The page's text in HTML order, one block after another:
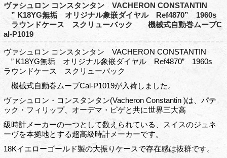
ヴァシュロン コンスタンタン VACHERON CONSTANTIN
” K18YG無垢 オリジナル象嵌ダイヤル Ref4870” 1960s
ラウンドケース スクリューバック 機械式自動巻ムーブC
al-P1019
ヴァシュロン コンスタンタン VACHERON CONSTANTIN
” K18YG無垢 オリジナル象嵌ダイヤル Ref4870” 1960s
ラウンドケース スクリューバック
機械式自動巻ムーブCal-P1019が入荷しました。
ヴァシュロン・コンスタンタン(Vacheron Constantin )は、パテ
ック・フィリップ、オーデマ・ピゲと共に世界三大高
級時計メーカーの一つとして数えられている、スイスのジュネ
ーヴを本拠地とする超高級時計メーカーです。
18Kイエローゴールド製の大振りケースで存在感は抜群です。